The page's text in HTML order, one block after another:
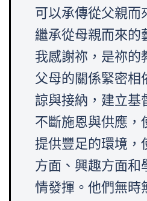
可以承傳從父親而
繼承從母親而來的
我感謝祢，是祢的
父母的關係緊密相
諒與接納，建立基
不斷施恩與供應，
提供豐足的環境，
方面、興趣方面和
情發揮。他們無時